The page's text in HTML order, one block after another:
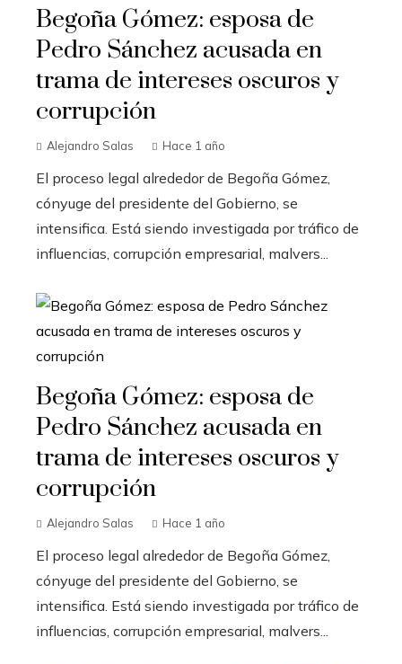
Begoña Gómez: esposa de
Pedro Sánchez acusada en
trama de intereses oscuros y
corrupción
Alejandro Salas Hace 1 año
El proceso legal alrededor de Begoña Gómez,
cónyuge del presidente del Gobierno, se
intensifica. Está siendo investigada por tráfico de
influencias, corrupción empresarial, malvers...
Begoña Gómez: esposa de
Pedro Sánchez acusada en
trama de intereses oscuros y
corrupción
Alejandro Salas Hace 1 año
El proceso legal alrededor de Begoña Gómez,
cónyuge del presidente del Gobierno, se
intensifica. Está siendo investigada por tráfico de
influencias, corrupción empresarial, malvers...